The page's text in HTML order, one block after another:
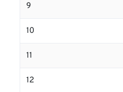
9
10
11
12